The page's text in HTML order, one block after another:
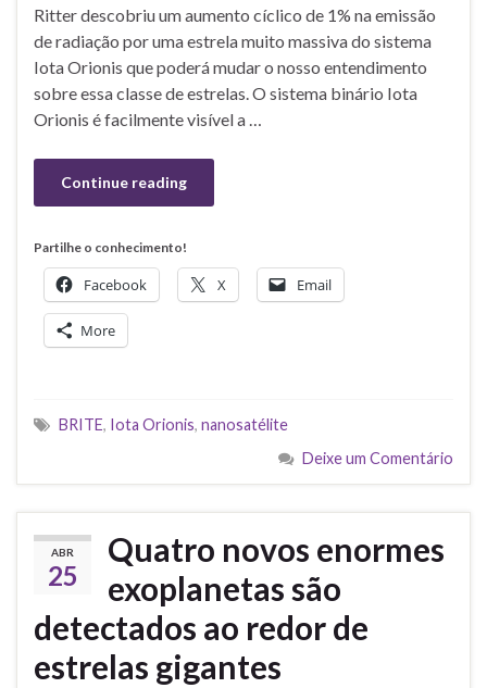
Ritter descobriu um aumento cíclico de 1% na emissão
de radiação por uma estrela muito massiva do sistema
Iota Orionis que poderá mudar o nosso entendimento
sobre essa classe de estrelas. O sistema binário Iota
Orionis é facilmente visível a …
Continue reading
Partilhe o conhecimento!
Facebook X Email
More
BRITE, Iota Orionis, nanosatélite
Deixe um Comentário
ABR
25
Quatro novos enormes
exoplanetas são
detectados ao redor de
estrelas gigantes